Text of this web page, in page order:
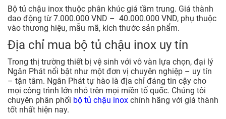
Bộ tủ chậu inox thuộc phân khúc giá tầm trung. Giá thành
dao động từ 7.000.000 VND – 40.000.000 VND, phụ thuộc
vào thương hiệu, mẫu mã, kích thước sản phẩm.
Địa chỉ mua bộ tủ chậu inox uy tín
Trong thị trường thiết bị vệ sinh với vô vàn lựa chọn, đại lý
Ngân Phát nổi bật như một đơn vị chuyên nghiệp – uy tín
– tận tâm. Ngân Phát tự hào là địa chỉ đáng tin cậy cho
mọi công trình lớn nhỏ trên mọi miền tổ quốc. Chúng tôi
chuyên phân phối bộ tủ chậu inox chính hãng với giá thành
tốt nhất hiện nay.